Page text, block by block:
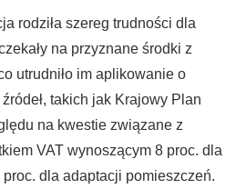
rodziła szereg trudności dla
na przyznane środki z
utrudniło im aplikowanie o
takich jak Krajowy Plan
na kwestie związane z
VAT wynoszącym 8 proc. dla
dla adaptacji pomieszczeń.